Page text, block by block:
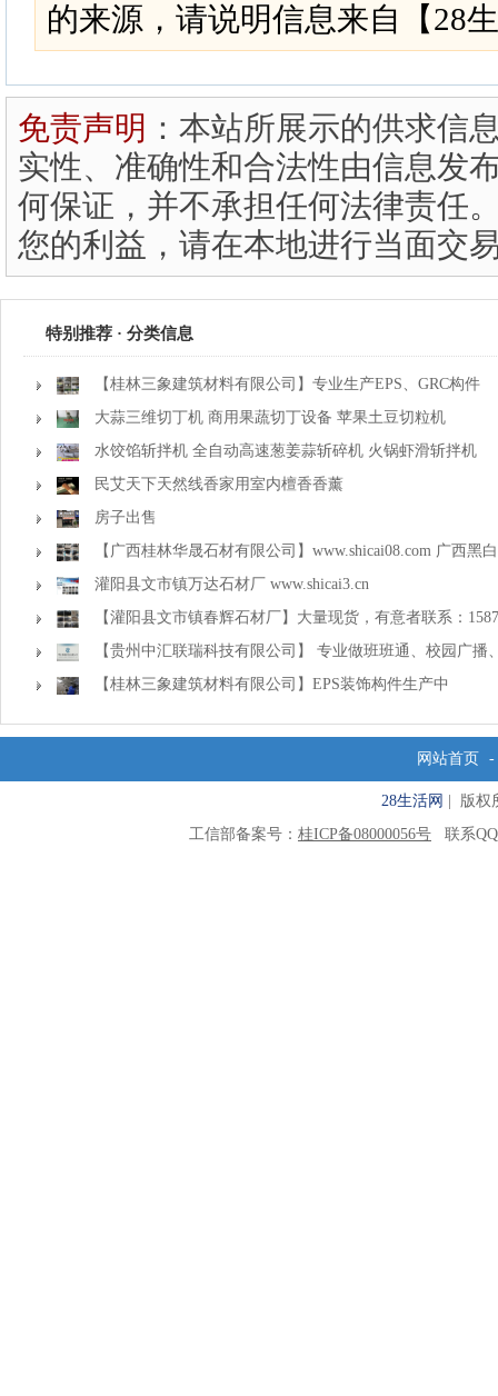
的来源，请说明信息来自【28
免责声明 ：本站所展示的供求信
实性、准确性和合法性由信息发
何保证，并不承担任何法律责任
您的利益，请在本地进行当面交
特别推荐 · 分类信息
【桂林三象建筑材料有限公司】专业生产EPS、GRC构件
大蒜三维切丁机 商用果蔬切丁设备 苹果土豆切粒机
水饺馅斩拌机 全自动高速葱姜蒜斩碎机 火锅虾滑斩拌机
民艾天下天然线香家用室内檀香香薰
房子出售
【广西桂林华晟石材有限公司】www.shicai08.com 广西黑
灌阳县文市镇万达石材厂 www.shicai3.cn
【灌阳县文市镇春辉石材厂】大量现货，有意者联系：
【贵州中汇联瑞科技有限公司】 专业做班班通、校园广播
道闸、学校大礼堂等
【桂林三象建筑材料有限公司】EPS装饰构件生产中
网站首页 -
28生活网
| 版权
工信部备案号： 桂ICP备08000056号 联系